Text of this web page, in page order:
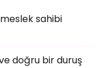
sahibi
doğru bir duruş